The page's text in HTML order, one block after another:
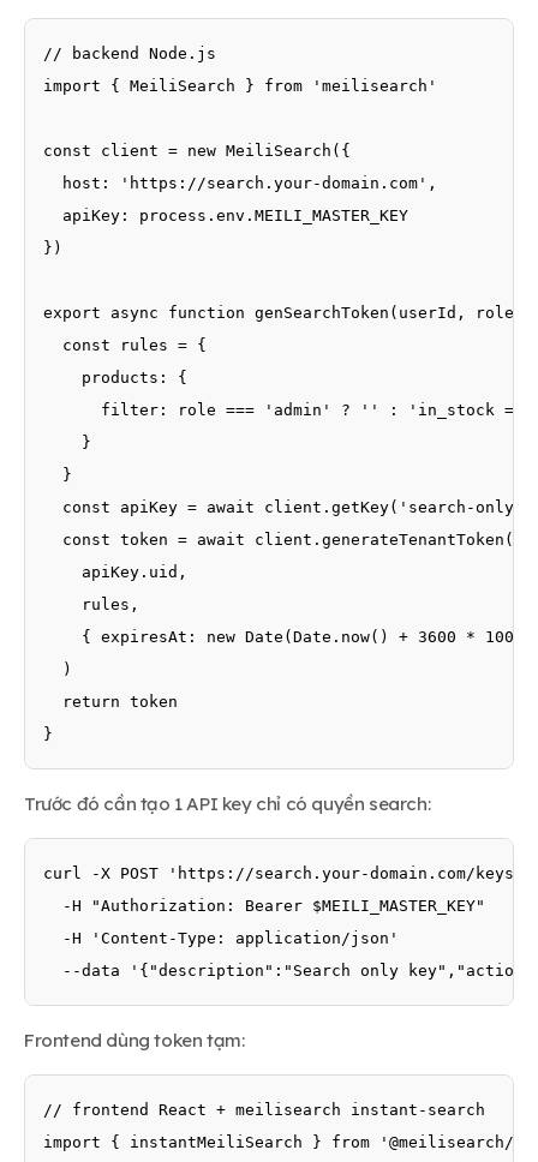
// backend Node.js
import { MeiliSearch } from 'meilisearch'
const client = new MeiliSearch({
  host: 'https://search.your-domain.com',
  apiKey: process.env.MEILI_MASTER_KEY
})
export async function genSearchToken(userId, role)
  const rules = {
    products: {
filter: role === 'admin' ? '' : 'in_stock =
    }
  }
const apiKey = await client.getKey('search-only-
  const token = await client.generateTenantToken(
    apiKey.uid,
    rules,
{ expiresAt: new Date(Date.now() + 3600 *
  )
  return token
}
Trước đó cần tạo 1 API key chỉ có quyền search:
curl -X POST 'https://search.your-domain.com/keys'
  -H "Authorization: Bearer $MEILI_MASTER_KEY"
  -H 'Content-Type: application/json'
--data '{"description":"Search only
Frontend dùng token tạm:
// frontend React + meilisearch instant-search
import { instantMeiliSearch } from '@meilisearch/